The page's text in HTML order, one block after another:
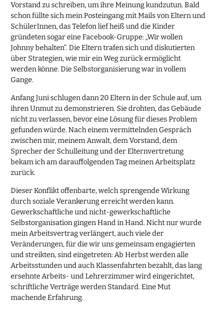
Vorstand zu schreiben, um ihre Meinung kundzutun. Bald
schon füllte sich mein Posteingang mit Mails von Eltern und
SchülerInnen, das Telefon lief heiß und die Kinder
gründeten sogar eine Facebook-Gruppe: „Wir wollen
Johnny behalten“. Die Eltern trafen sich und diskutierten
über Strategien, wie mir ein Weg zurück ermöglicht
werden könne. Die Selbstorganisierung war in vollem
Gange.
Anfang Juni schlugen dann 20 Eltern in der Schule auf, um
ihren Unmut zu demonstrieren. Sie drohten, das Gebäude
nicht zu verlassen, bevor eine Lösung für dieses Problem
gefunden würde. Nach einem vermittelnden Gespräch
zwischen mir, meinem Anwalt, dem Vorstand, dem
Sprecher der Schulleitung und der Elternvertretung
bekam ich am darauffolgenden Tag meinen Arbeitsplatz
zurück.
Dieser Konflikt offenbarte, welch sprengende Wirkung
durch soziale Verankerung erreicht werden kann.
Gewerkschaftliche und nicht-gewerkschaftliche
Selbstorganisation gingen Hand in Hand. Nicht nur wurde
mein Arbeitsvertrag verlängert, auch viele der
Veränderungen, für die wir uns gemeinsam engagierten
und streikten, sind eingetreten: Ab Herbst werden alle
Arbeitsstunden und auch Klassenfahrten bezahlt, das lang
ersehnte Arbeits- und Lehrerzimmer wird eingerichtet,
schriftliche Verträge werden Standard. Eine Mut
machende Erfahrung.